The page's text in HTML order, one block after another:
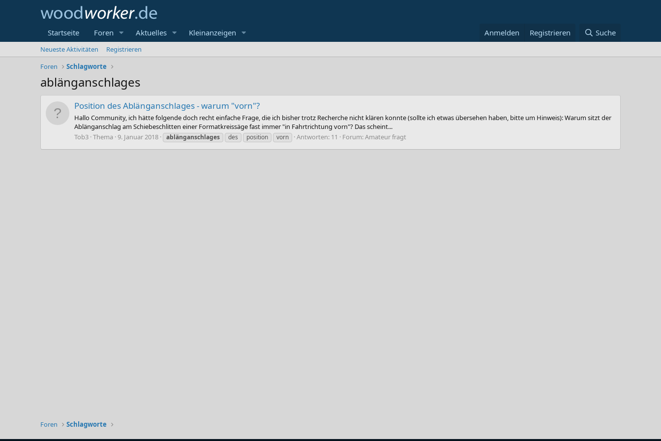
Startseite Foren Aktuelles Kleinanzeigen Anmelden Registrieren Suche
Neueste Aktivitäten
Registrieren
Foren
Schlagworte
ablänganschlages
Position des Ablänganschlages - warum "vorn"?
Hallo Community, ich hätte folgende doch recht einfache Frage, die ich bisher trotz Recherche nicht klären konnte (sollte ich etwas übersehen haben, bitte um Hinweis): Warum sitzt der
Ablänganschlag am Schiebeschlitten einer Formatkreissäge fast immer "in Fahrtrichtung vorn"? Das scheint...
Tob3 Thema 9. Januar 2018 ablänganschlages des position vorn Antworten: 11 Forum:Amateur fragt
Foren Schlagworte